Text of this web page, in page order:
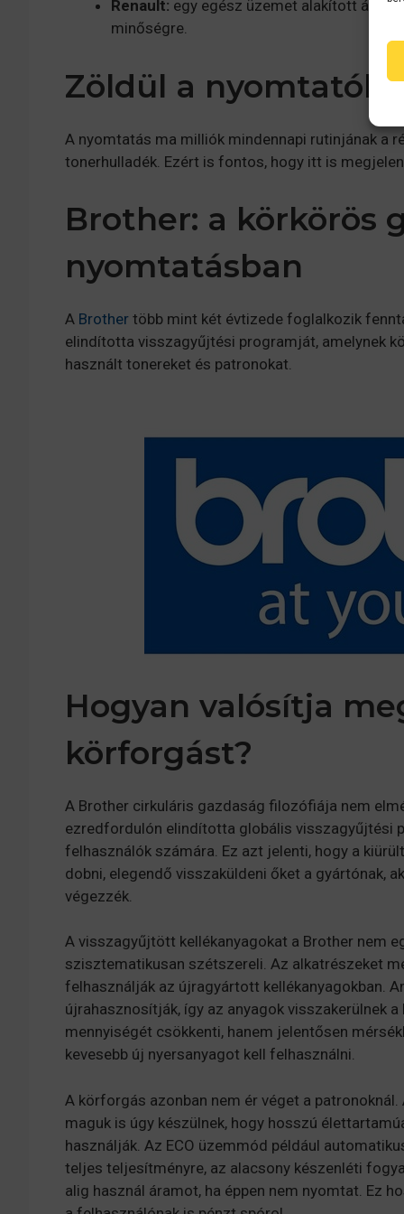
Renault: egy egész üzemet alakított át
minőségre.
Zöldül a nyomtatók
A nyomtatás ma milliók mindennapi rutinjának a
tonerhulladék. Ezért is fontos, hogy itt is
Brother: a körkörös
nyomtatásban
A Brother több mint két évtizede foglalkozik
elindította visszagyűjtési programját, amelynek
használt tonereket és patronokat.
Hogyan valósítja
körforgást?
A Brother cirkuláris gazdaság filozófiája nem
ezredfordulón elindította globális visszagyűjtési
felhasználók számára. Ez azt jelenti, hogy a
dobni, elegendő visszaküldeni őket a gyártónak,
végezzék.
A visszagyűjtött kellékanyagokat a Brother nem
szisztematikusan szétszereli. Az alkatrészeket
felhasználják az újragyártott kellékanyagokban.
újrahasznosítják, így az anyagok visszakerülnek
mennyiségét csökkenti, hanem jelentősen
kevesebb új nyersanyagot kell felhasználni.
A körforgás azonban nem ér véget a patronoknál.
maguk is úgy készülnek, hogy hosszú
használják. Az ECO üzemmód például
teljes teljesítményre, az alacsony készenléti
alig használ áramot, ha éppen nem nyomtat. Ez